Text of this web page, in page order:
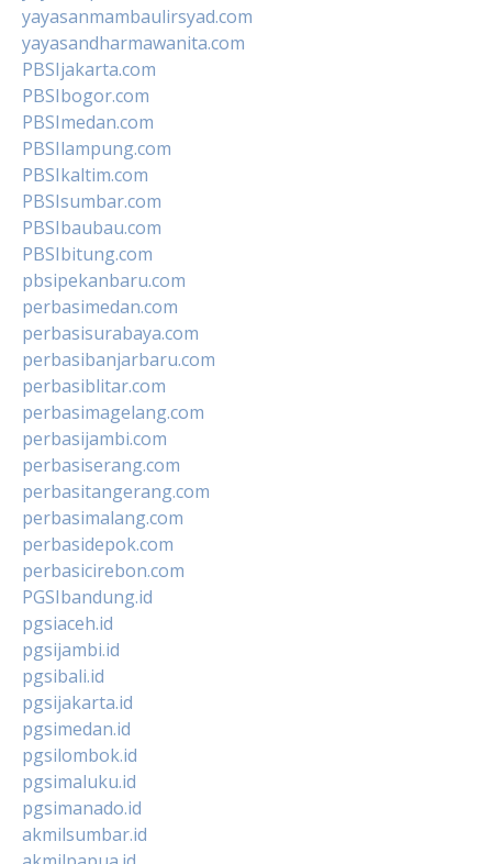
yayasanmambaulirsyad.com
yayasandharmawanita.com
PBSIjakarta.com
PBSIbogor.com
PBSImedan.com
PBSIlampung.com
PBSIkaltim.com
PBSIsumbar.com
PBSIbaubau.com
PBSIbitung.com
pbsipekanbaru.com
perbasimedan.com
perbasisurabaya.com
perbasibanjarbaru.com
perbasiblitar.com
perbasimagelang.com
perbasijambi.com
perbasiserang.com
perbasitangerang.com
perbasimalang.com
perbasidepok.com
perbasicirebon.com
PGSIbandung.id
pgsiaceh.id
pgsijambi.id
pgsibali.id
pgsijakarta.id
pgsimedan.id
pgsilombok.id
pgsimaluku.id
pgsimanado.id
akmilsumbar.id